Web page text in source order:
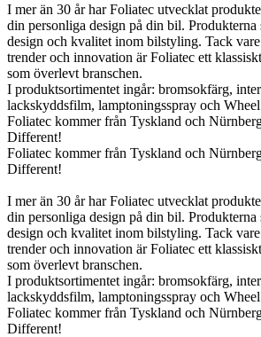
I mer än 30 år har Foliatec utvecklat
din personliga design på din bil. Produkterna
design och kvalitet inom bilstyling. Tack
trender och innovation är Foliatec ett
som överlevt branschen.
I produktsortimentet ingår: bromsokfärg,
lackskyddsfilm, lamptoningsspray och
Foliatec kommer från Tyskland och
Different!
Foliatec kommer från Tyskland och
Different!
I mer än 30 år har Foliatec utvecklat
din personliga design på din bil. Produkterna
design och kvalitet inom bilstyling. Tack
trender och innovation är Foliatec ett
som överlevt branschen.
I produktsortimentet ingår: bromsokfärg,
lackskyddsfilm, lamptoningsspray och
Foliatec kommer från Tyskland och
Different!